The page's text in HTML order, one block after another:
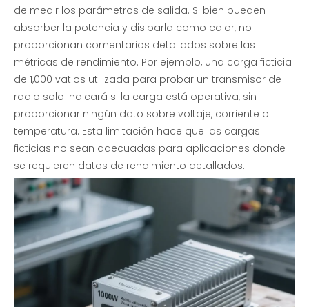
de medir los parámetros de salida. Si bien pueden
absorber la potencia y disiparla como calor, no
proporcionan comentarios detallados sobre las
métricas de rendimiento. Por ejemplo, una carga ficticia
de 1,000 vatios utilizada para probar un transmisor de
radio solo indicará si la carga está operativa, sin
proporcionar ningún dato sobre voltaje, corriente o
temperatura. Esta limitación hace que las cargas
ficticias no sean adecuadas para aplicaciones donde
se requieren datos de rendimiento detallados.